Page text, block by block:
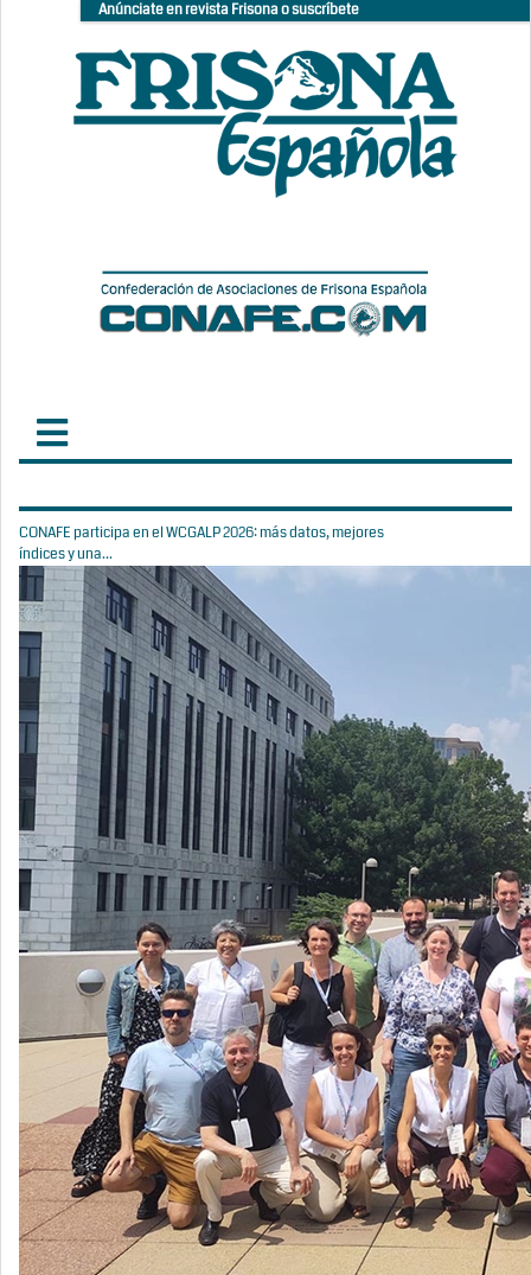
Anúnciate en revista Frisona o suscríbete
CONAFE participa en el WCGALP 2026: más datos, mejores
índices y una...